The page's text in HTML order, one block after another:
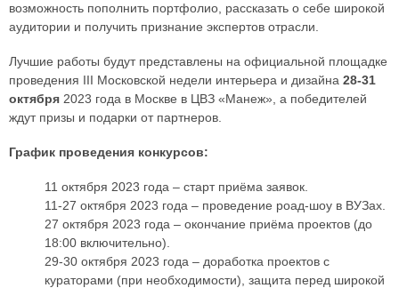
возможность пополнить портфолио, рассказать о себе широкой
аудитории и получить признание экспертов отрасли.
Лучшие работы будут представлены на официальной площадке
проведения III Московской недели интерьера и дизайна 28-31
октября 2023 года в Москве в ЦВЗ «Манеж», а победителей
ждут призы и подарки от партнеров.
График проведения конкурсов:
11 октября 2023 года – старт приёма заявок.
11-27 октября 2023 года – проведение роад-шоу в ВУЗах.
27 октября 2023 года – окончание приёма проектов (до
18:00 включительно).
29-30 октября 2023 года – доработка проектов с
кураторами (при необходимости), защита перед широкой